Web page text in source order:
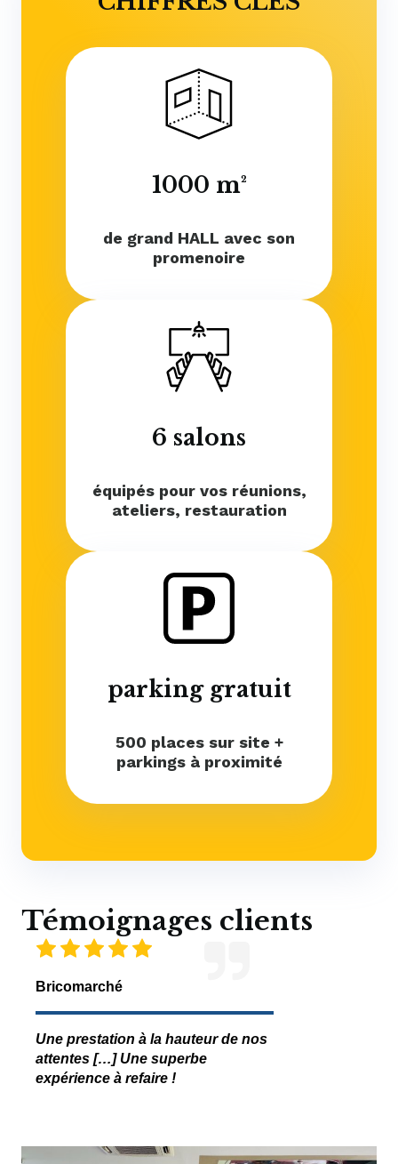
1000 m²
de grand HALL avec son
promenoire
6 salons
équipés pour vos réunions,
ateliers, restauration
parking gratuit
500 places sur site +
parkings à proximité
Témoignages clients
Bricomarché
Une prestation à la hauteur de nos
attentes […] Une superbe
expérience à refaire !